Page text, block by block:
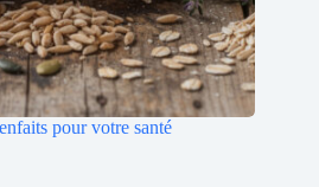
pour votre santé